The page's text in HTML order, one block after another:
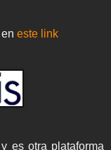
este link
es otra plataforma